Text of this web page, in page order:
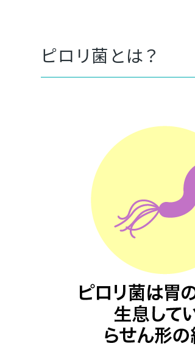
ピロリ菌とは？